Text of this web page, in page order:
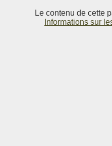
Le contenu de cette
Informations sur